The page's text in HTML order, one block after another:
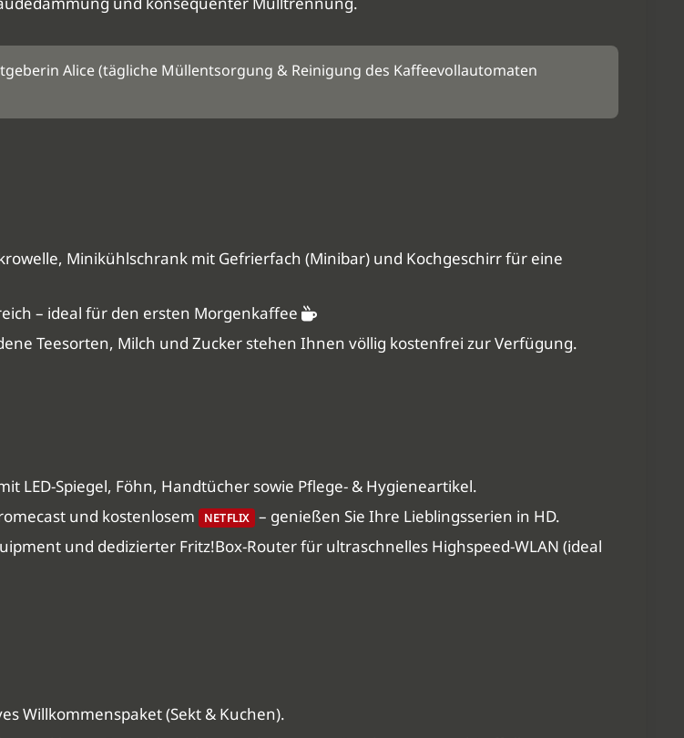
Alice (tägliche Müllentsorgung & Reinigung des Kaffeevollautomaten
Minikühlschrank mit Gefrierfach (Minibar) und Kochgeschirr für eine
– ideal für den ersten Morgenkaffee
Teesorten, Milch und Zucker stehen Ihnen völlig kostenfrei zur Verfügung.
LED-Spiegel, Föhn, Handtücher sowie Pflege- & Hygieneartikel.
und kostenlosem NETFLIX – genießen Sie Ihre Lieblingsserien in HD.
und dedizierter Fritz!Box-Router für ultraschnelles Highspeed-WLAN (ideal
Willkommenspaket (Sekt & Kuchen).